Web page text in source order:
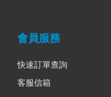
會員服務
快速訂單查詢
客服信箱